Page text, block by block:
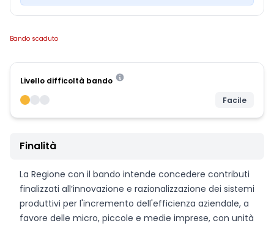
Bando scaduto
Livello difficoltà bando
Facile
Finalità
La Regione con il bando intende concedere contributi
finalizzati all’innovazione e razionalizzazione dei sistemi
produttivi per l'incremento dell'efficienza aziendale, a
favore delle micro, piccole e medie imprese, con unità